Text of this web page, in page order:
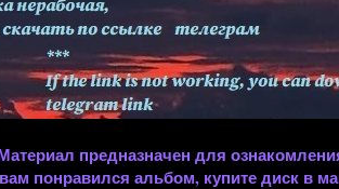
предназначен для
понравился альбом, купите диск в